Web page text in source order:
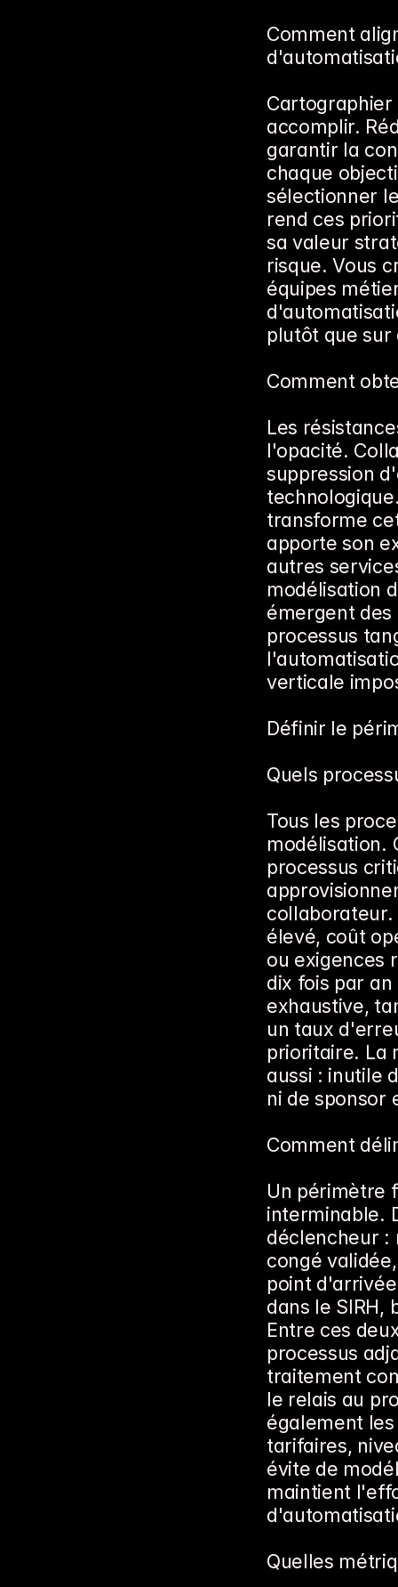
Comment
accomplir.
garantir la
chaque
sélectionner
rend ces
sa valeur
risque. Vous
équipes
plutôt que sur
Comment
Les
l'opacité.
suppression
transforme
apporte son
autres
modélisation
émergent des
processus
verticale
Définir le
Quels
Tous les
modélisation.
processus
élevé, coût
ou exigences
dix fois par
exhaustive,
un taux
prioritaire. La
aussi : inutile
ni de sponsor
Comment
Un périmètre
interminable.
déclencheur :
congé
point
dans le SIRH,
Entre ces
processus
traitement
le relais au
également
tarifaires,
évite de
maintient
Quelles